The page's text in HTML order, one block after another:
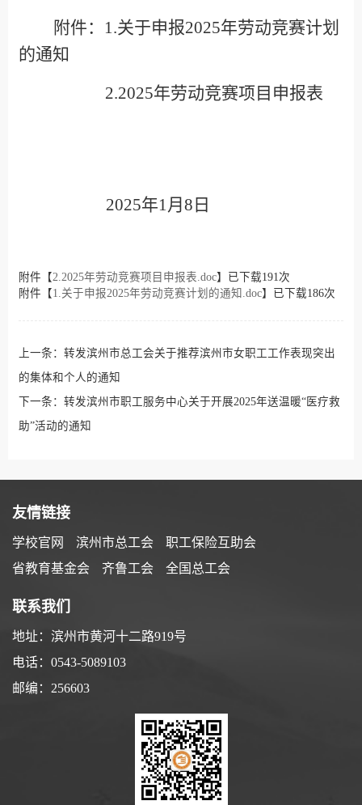
附件： 1.关于申报2025年劳动竞赛计划
的通知
2.2025年劳动竞赛项目申报表
2025年1月8日
附件【2.2025年劳动竞赛项目申报表.doc】已下载191次
附件【 1.关于申报2025年劳动竞赛计划的通知.doc】已下载186次
上一条： 转发滨州市总工会关于推荐滨州市女职工工作表现突出
的集体和个人的通知
下一条： 转发滨州市职工服务中心关于开展2025年送温暖“医疗救
助”活动的通知
友情链接
学校官网 滨州市总工会
职工保险互助会
省教育基金会
齐鲁工会 全国总工会
联系我们
地址：滨州市黄河十二路919号
电话：0543-5089103
邮编：256603